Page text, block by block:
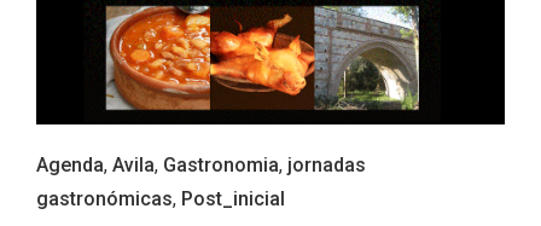
Agenda, Avila, Gastronomia, jornadas
gastronómicas, Post_inicial